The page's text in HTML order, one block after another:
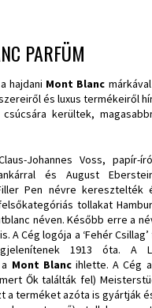
PARFÜM
hajdani Mont Blanc
és luxus termékeiről
kerültek,
Johannes Voss, papír-
és August
Pen névre keresztelték
tollakat
néven. Később erre a
A Cég logója a ‘Fehér
1913 óta. A
Mont Blancihlette. A Cég
Ők találták fel)
a terméket azóta is gyártják